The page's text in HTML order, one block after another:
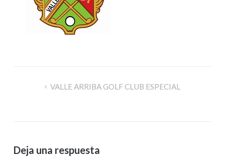
VALLE ARRIBA GOLF CLUB ESPECIAL
Deja una respuesta